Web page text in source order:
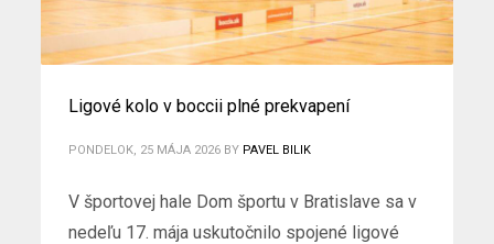
Ligové kolo v boccii plné prekvapení
PONDELOK, 25 MÁJA 2026 BY PAVEL BILIK
V športovej hale Dom športu v Bratislave sa v
nedeľu 17. mája uskutočnilo spojené ligové